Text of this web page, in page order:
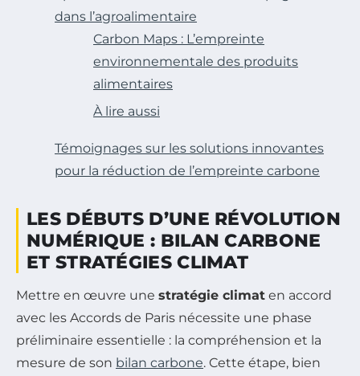
dans l’agroalimentaire
Carbon Maps : L’empreinte
environnementale des produits
alimentaires
À lire aussi
Témoignages sur les solutions innovantes
pour la réduction de l’empreinte carbone
LES DÉBUTS D’UNE RÉVOLUTION
NUMÉRIQUE : BILAN CARBONE
ET STRATÉGIES CLIMAT
Mettre en œuvre une stratégie climat en accord
avec les Accords de Paris nécessite une phase
préliminaire essentielle : la compréhension et la
mesure de son bilan carbone. Cette étape, bien